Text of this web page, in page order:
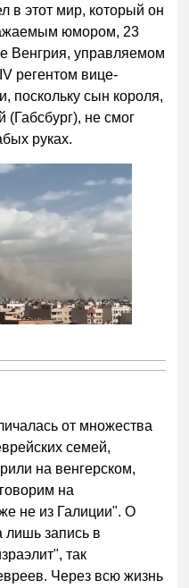
этот мир, который он
юмором, 23
Венгрия, управляемом
регентом вице-
сын короля,
(Габсбург), не смог
руках.
от множества
семей,
на венгерском,
на
не из Галиции". О
запись в
так
Через всю жизнь